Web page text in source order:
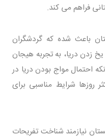
فراهم می کند.
باعث شده که گردشگران
یخ زدن دریا، به تجربه هیجان
احتمال مواج بودن دریا در
روزها شرایط مناسبی برای
نیازمند شناخت تفریحات